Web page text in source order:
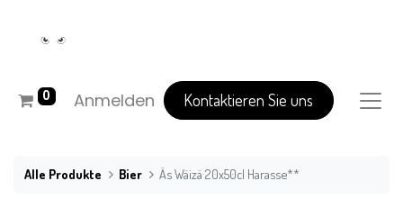
0 Anmelden Kontaktieren Sie uns
Alle Produkte Bier Äs Wäizä 20x50cl Harasse**